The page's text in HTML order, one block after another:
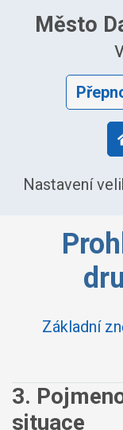
Město
Nastavení
Základní
3.
situace